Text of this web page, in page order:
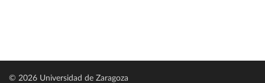
© 2026 Universidad de Zaragoza